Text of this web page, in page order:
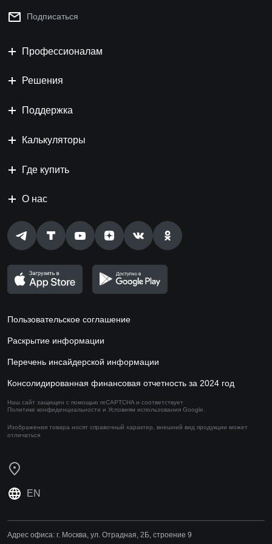
Подписаться
Профессионалам
Решения
Поддержка
Калькуляторы
Где купить
О нас
Пользовательское соглашение
Раскрытие информации
Перечень инсайдерской информации
Консолидированная финансовая отчетность за 2024 год
Наш сайт защищен с помощью reCAPTCHA и соответствует
Политике конфиденциальности и Условиям использования Google.
Изображения товара носят справочный характер, внешний вид продукции может
отличаться
EN
Адрес офиса: г. Москва, ул. Отрадная, 2Б, строение 9